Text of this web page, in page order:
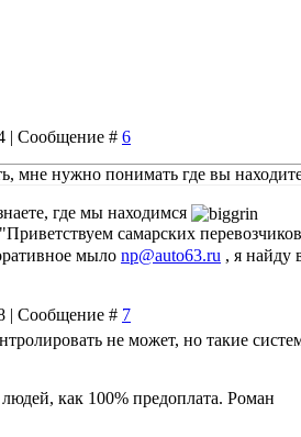
| Сообщение # 6
мне нужно понимать где вы
где мы находимся
самарских
мыло np@auto63.ru , я найду
| Сообщение # 7
не может, но такие
как 100% предоплата. Роман